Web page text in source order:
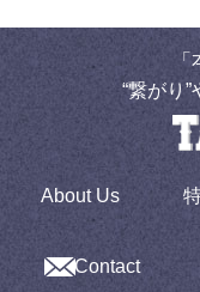
“繋がり
About Us
Contact